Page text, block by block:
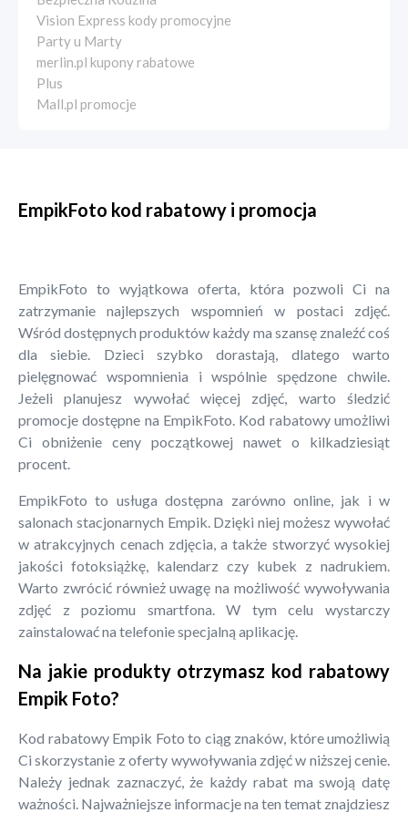
Vision Express kody promocyjne
Party u Marty
merlin.pl kupony rabatowe
Plus
Mall.pl promocje
EmpikFoto kod rabatowy i promocja
EmpikFoto to wyjątkowa oferta, która pozwoli Ci na
zatrzymanie najlepszych wspomnień w postaci zdjęć.
Wśród dostępnych produktów każdy ma szansę znaleźć coś
dla siebie. Dzieci szybko dorastają, dlatego warto
pielęgnować wspomnienia i wspólnie spędzone chwile.
Jeżeli planujesz wywołać więcej zdjęć, warto śledzić
promocje dostępne na EmpikFoto. Kod rabatowy umożliwi
Ci obniżenie ceny początkowej nawet o kilkadziesiąt
procent.
EmpikFoto to usługa dostępna zarówno online, jak i w
salonach stacjonarnych Empik. Dzięki niej możesz wywołać
w atrakcyjnych cenach zdjęcia, a także stworzyć wysokiej
jakości fotoksiążkę, kalendarz czy kubek z nadrukiem.
Warto zwrócić również uwagę na możliwość wywoływania
zdjęć z poziomu smartfona. W tym celu wystarczy
zainstalować na telefonie specjalną aplikację.
Na jakie produkty otrzymasz kod rabatowy
Empik Foto?
Kod rabatowy Empik Foto to ciąg znaków, które umożliwią
Ci skorzystanie z oferty wywoływania zdjęć w niższej cenie.
Należy jednak zaznaczyć, że każdy rabat ma swoją datę
ważności. Najważniejsze informacje na ten temat znajdziesz